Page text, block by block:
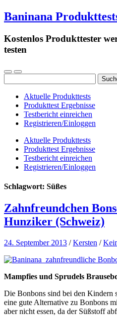
Baninana
Kostenlos Produkttester
testen
nach:
Aktuelle Produkttests
Produkttest Ergebnisse
Testbericht einreichen
Registrieren/Einloggen
Aktuelle Produkttests
Produkttest Ergebnisse
Testbericht einreichen
Registrieren/Einloggen
Schlagwort: Süßes
Zahnfreundchen
Hunziker (Schweiz)
24. September 2013 /Kersten /
Mampfies und Sprudels
Die Bonbons sind bei den Kindern
eine gute Alternative zu Bonbons
aber nicht essen, da der Süßstoff